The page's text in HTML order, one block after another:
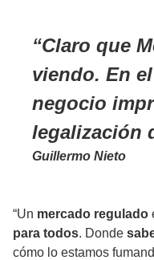
Claro que
viendo. En
negocio
legalización
Guillermo Nieto
“Un mercado regulado
para todos. Donde
cómo lo estamos